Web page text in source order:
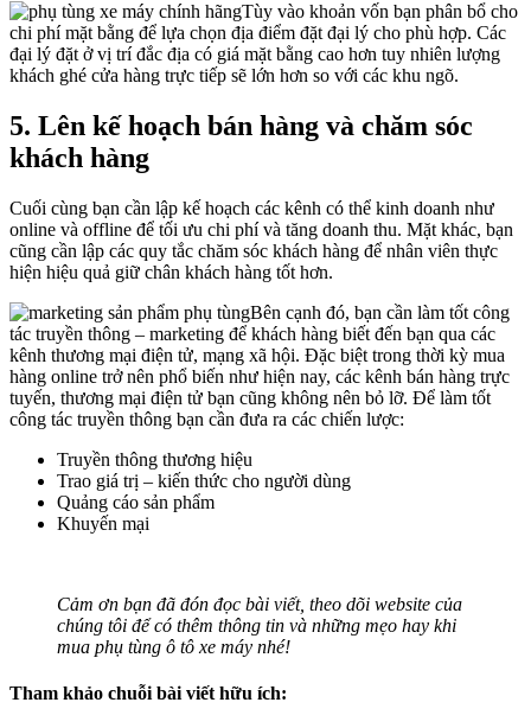
Tùy vào khoản vốn bạn phân bổ cho
chi phí mặt bằng để lựa chọn địa điểm đặt đại lý cho phù hợp. Các
đại lý đặt ở vị trí đắc địa có giá mặt bằng cao hơn tuy nhiên lượng
khách ghé cửa hàng trực tiếp sẽ lớn hơn so với các khu ngõ.
5. Lên kế hoạch bán hàng và chăm sóc
khách hàng
Cuối cùng bạn cần lập kế hoạch các kênh có thể kinh doanh như
online và offline để tối ưu chi phí và tăng doanh thu. Mặt khác, bạn
cũng cần lập các quy tắc chăm sóc khách hàng để nhân viên thực
hiện hiệu quả giữ chân khách hàng tốt hơn.
Bên cạnh đó, bạn cần làm tốt công
tác truyền thông – marketing để khách hàng biết đến bạn qua các
kênh thương mại điện tử, mạng xã hội. Đặc biệt trong thời kỳ mua
hàng online trở nên phổ biến như hiện nay, các kênh bán hàng trực
tuyến, thương mại điện tử bạn cũng không nên bỏ lỡ. Để làm tốt
công tác truyền thông bạn cần đưa ra các chiến lược:
Truyền thông thương hiệu
Trao giá trị – kiến thức cho người dùng
Quảng cáo sản phẩm
Khuyến mại
Cảm ơn bạn đã đón đọc bài viết, theo dõi website của
chúng tôi để có thêm thông tin và những mẹo hay khi
mua phụ tùng ô tô xe máy nhé!
Tham khảo chuỗi bài viết hữu ích: